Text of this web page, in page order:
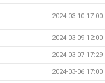
2024-03-10 17:00
2024-03-09 12:00
2024-03-07 17:29
2024-03-06 17:00